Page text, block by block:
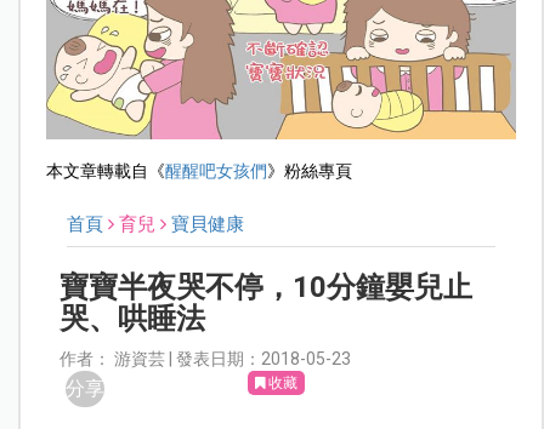
本文章轉載自《醒醒吧女孩們 》粉絲專頁
首頁 育兒 寶貝健康
寶寶半夜哭不停，10分鐘嬰兒止
哭、哄睡法
作者： 游資芸 | 發表日期：2018-05-23
分享 收藏